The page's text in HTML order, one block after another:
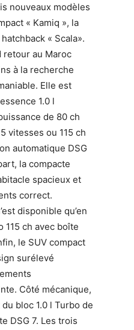
nouveaux modèles
« Kamiq », la
« Scala».
retour au Maroc
à la recherche
Elle est
1.0 l
de 80 ch
vitesses ou 115 ch
automatique DSG
la compacte
spacieux et
correct.
disponible qu’en
115 ch avec boîte
le SUV compact
surélevé
Côté mécanique,
bloc 1.0 l Turbo de
DSG 7. Les trois